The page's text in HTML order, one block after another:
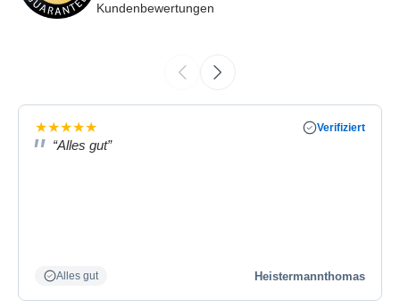
Kundenbewertungen
★★★★★ Verifiziert
“Alles gut”
Alles gut Heistermannthomas